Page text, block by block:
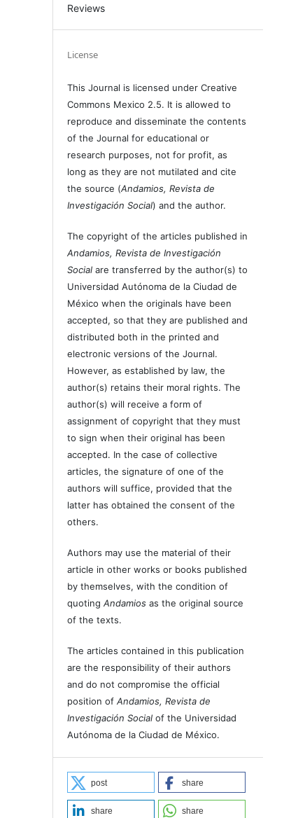
Reviews
License
This Journal is licensed under Creative
Commons Mexico 2.5. It is allowed to
reproduce and disseminate the contents
of the Journal for educational or
research purposes, not for profit, as
long as they are not mutilated and cite
the source (Andamios, Revista de
Investigación Social) and the author.
The copyright of the articles published in
Andamios, Revista de Investigación
Social are transferred by the author(s) to
Universidad Autónoma de la Ciudad de
México when the originals have been
accepted, so that they are published and
distributed both in the printed and
electronic versions of the Journal.
However, as established by law, the
author(s) retains their moral rights. The
author(s) will receive a form of
assignment of copyright that they must
to sign when their original has been
accepted. In the case of collective
articles, the signature of one of the
authors will suffice, provided that the
latter has obtained the consent of the
others.
Authors may use the material of their
article in other works or books published
by themselves, with the condition of
quotingAndamios as the original source
of the texts.
The articles contained in this publication
are the responsibility of their authors
and do not compromise the official
position ofAndamios, Revista de
Investigación Socialof the Universidad
Autónoma de la Ciudad de México.
post share
share share